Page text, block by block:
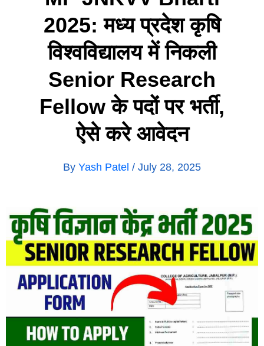
2025: मध्य प्रदेश कृषि
विश्वविद्यालय में निकली
Senior Research
Fellow के पदों पर भर्ती,
ऐसे करे आवेदन
By Yash Patel / July 28, 2025